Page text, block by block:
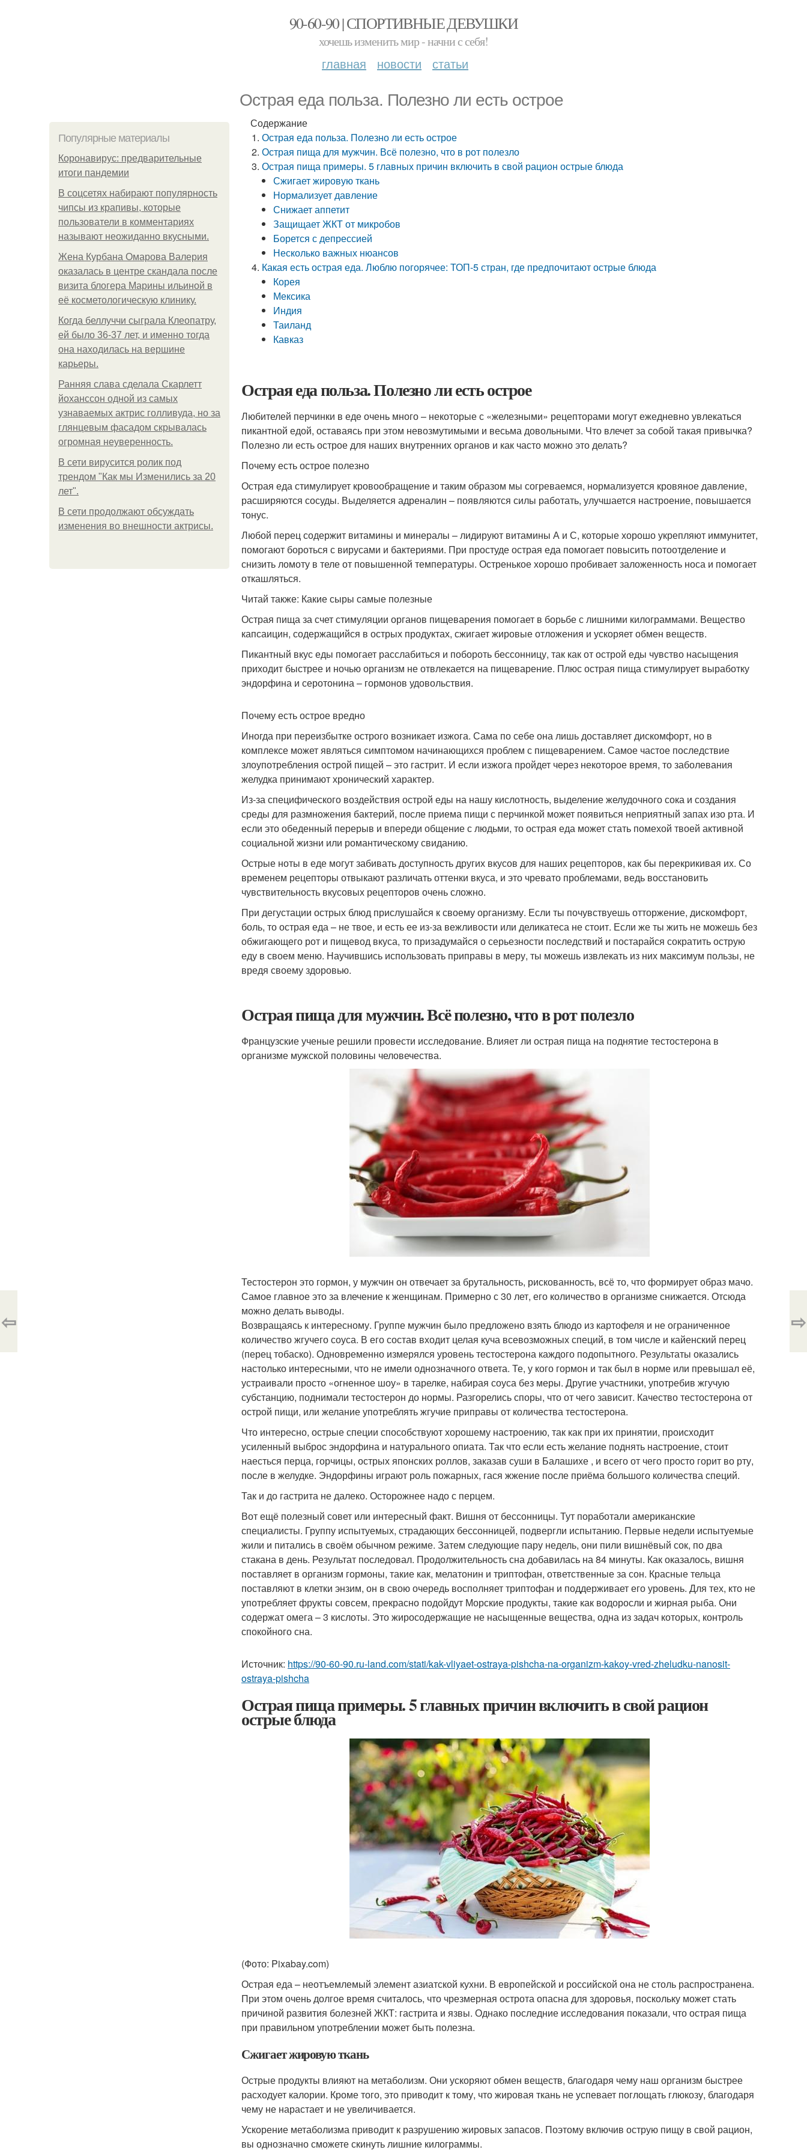
90-60-90 | СПОРТИВНЫЕ ДЕВУШКИ
хочешь изменить мир - начни с себя!
главная новости статьи
Острая еда польза. Полезно ли есть острое
Популярные материалы
Коронавирус: предварительные
итоги пандемии
В соцсетях набирают популярность
чипсы из крапивы, которые
пользователи в комментариях
называют неожиданно вкусными.
Жена Курбана Омарова Валерия
оказалась в центре скандала после
визита блогера Марины ильиной в
её косметологическую клинику.
Когда беллуччи сыграла Клеопатру,
ей было 36-37 лет, и именно тогда
она находилась на вершине
карьеры.
Ранняя слава сделала Скарлетт
йоханссон одной из самых
узнаваемых актрис голливуда, но за
глянцевым фасадом скрывалась
огромная неуверенность.
В сети вирусится ролик под
трендом "Как мы Изменились за 20
лет".
В сети продолжают обсуждать
изменения во внешности актрисы.
Содержание
Острая еда польза. Полезно ли есть острое
Острая пища для мужчин. Всё полезно, что в рот полезло
Острая пища примеры. 5 главных причин включить в свой рацион острые блюда
Сжигает жировую ткань
Нормализует давление
Снижает аппетит
Защищает ЖКТ от микробов
Борется с депрессией
Несколько важных нюансов
Какая есть острая еда. Люблю погорячее: ТОП-5 стран, где предпочитают острые блюда
Корея
Мексика
Индия
Таиланд
Кавказ
Острая еда польза. Полезно ли есть острое
Любителей перчинки в еде очень много – некоторые с «железными» рецепторами могут ежедневно увлекаться
пикантной едой, оставаясь при этом невозмутимыми и весьма довольными. Что влечет за собой такая привычка?
Полезно ли есть острое для наших внутренних органов и как часто можно это делать?
Почему есть острое полезно
Острая еда стимулирует кровообращение и таким образом мы согреваемся, нормализуется кровяное давление,
расширяются сосуды. Выделяется адреналин – появляются силы работать, улучшается настроение, повышается
тонус.
Любой перец содержит витамины и минералы – лидируют витамины А и С, которые хорошо укрепляют иммунитет,
помогают бороться с вирусами и бактериями. При простуде острая еда помогает повысить потоотделение и
снизить ломоту в теле от повышенной температуры. Остренькое хорошо пробивает заложенность носа и помогает
откашляться.
Читай также: Какие сыры самые полезные
Острая пища за счет стимуляции органов пищеварения помогает в борьбе с лишними килограммами. Вещество
капсаицин, содержащийся в острых продуктах, сжигает жировые отложения и ускоряет обмен веществ.
Пикантный вкус еды помогает расслабиться и побороть бессонницу, так как от острой еды чувство насыщения
приходит быстрее и ночью организм не отвлекается на пищеварение. Плюс острая пища стимулирует выработку
эндорфина и серотонина – гормонов удовольствия.
Почему есть острое вредно
Иногда при переизбытке острого возникает изжога. Сама по себе она лишь доставляет дискомфорт, но в
комплексе может являться симптомом начинающихся проблем с пищеварением. Самое частое последствие
злоупотребления острой пищей – это гастрит. И если изжога пройдет через некоторое время, то заболевания
желудка принимают хронический характер.
Из-за специфического воздействия острой еды на нашу кислотность, выделение желудочного сока и создания
среды для размножения бактерий, после приема пищи с перчинкой может появиться неприятный запах изо рта. И
если это обеденный перерыв и впереди общение с людьми, то острая еда может стать помехой твоей активной
социальной жизни или романтическому свиданию.
Острые ноты в еде могут забивать доступность других вкусов для наших рецепторов, как бы перекрикивая их. Со
временем рецепторы отвыкают различать оттенки вкуса, и это чревато проблемами, ведь восстановить
чувствительность вкусовых рецепторов очень сложно.
При дегустации острых блюд прислушайся к своему организму. Если ты почувствуешь отторжение, дискомфорт,
боль, то острая еда – не твое, и есть ее из-за вежливости или деликатеса не стоит. Если же ты жить не можешь без
обжигающего рот и пищевод вкуса, то призадумайся о серьезности последствий и постарайся сократить острую
еду в своем меню. Научившись использовать приправы в меру, ты можешь извлекать из них максимум пользы, не
вредя своему здоровью.
Острая пища для мужчин. Всё полезно, что в рот полезло
Французские ученые решили провести исследование. Влияет ли острая пища на поднятие тестостерона в
организме мужской половины человечества.
Тестостерон это гормон, у мужчин он отвечает за брутальность, рискованность, всё то, что формирует образ мачо.
Самое главное это за влечение к женщинам. Примерно с 30 лет, его количество в организме снижается. Отсюда
можно делать выводы.
Возвращаясь к интересному. Группе мужчин было предложено взять блюдо из картофеля и не ограниченное
количество жгучего соуса. В его состав входит целая куча всевозможных специй, в том числе и кайенский перец
(перец тобаско). Одновременно измерялся уровень тестостерона каждого подопытного. Результаты оказались
настолько интересными, что не имели однозначного ответа. Те, у кого гормон и так был в норме или превышал её,
устраивали просто «огненное шоу» в тарелке, набирая соуса без меры. Другие участники, употребив жгучую
субстанцию, поднимали тестостерон до нормы. Разгорелись споры, что от чего зависит. Качество тестостерона от
острой пищи, или желание употреблять жгучие приправы от количества тестостерона.
Что интересно, острые специи способствуют хорошему настроению, так как при их принятии, происходит
усиленный выброс эндорфина и натурального опиата. Так что если есть желание поднять настроение, стоит
наесться перца, горчицы, острых японских роллов, заказав суши в Балашихе , и всего от чего просто горит во рту,
после в желудке. Эндорфины играют роль пожарных, гася жжение после приёма большого количества специй.
Так и до гастрита не далеко. Осторожнее надо с перцем.
Вот ещё полезный совет или интересный факт. Вишня от бессонницы. Тут поработали американские
специалисты. Группу испытуемых, страдающих бессонницей, подвергли испытанию. Первые недели испытуемые
жили и питались в своём обычном режиме. Затем следующие пару недель, они пили вишнёвый сок, по два
стакана в день. Результат последовал. Продолжительность сна добавилась на 84 минуты. Как оказалось, вишня
поставляет в организм гормоны, такие как, мелатонин и триптофан, ответственные за сон. Красные тельца
поставляют в клетки энзим, он в свою очередь восполняет триптофан и поддерживает его уровень. Для тех, кто не
употребляет фрукты совсем, прекрасно подойдут Морские продукты, такие как водоросли и жирная рыба. Они
содержат омега – 3 кислоты. Это жиросодержащие не насыщенные вещества, одна из задач которых, контроль
спокойного сна.
Источник: https://90-60-90.ru-land.com/stati/kak-vliyaet-ostraya-pishcha-na-organizm-kakoy-vred-zheludku-nanosit-
ostraya-pishcha
Острая пища примеры. 5 главных причин включить в свой рацион
острые блюда
(Фото: Pixabay.com)
Острая еда – неотъемлемый элемент азиатской кухни. В европейской и российской она не столь распространена.
При этом очень долгое время считалось, что чрезмерная острота опасна для здоровья, поскольку может стать
причиной развития болезней ЖКТ: гастрита и язвы. Однако последние исследования показали, что острая пища
при правильном употреблении может быть полезна.
Сжигает жировую ткань
Острые продукты влияют на метаболизм. Они ускоряют обмен веществ, благодаря чему наш организм быстрее
расходует калории. Кроме того, это приводит к тому, что жировая ткань не успевает поглощать глюкозу, благодаря
чему не нарастает и не увеличивается.
Ускорение метаболизма приводит к разрушению жировых запасов. Поэтому включив острую пищу в свой рацион,
вы однозначно сможете скинуть лишние килограммы.
⇦ ⇨